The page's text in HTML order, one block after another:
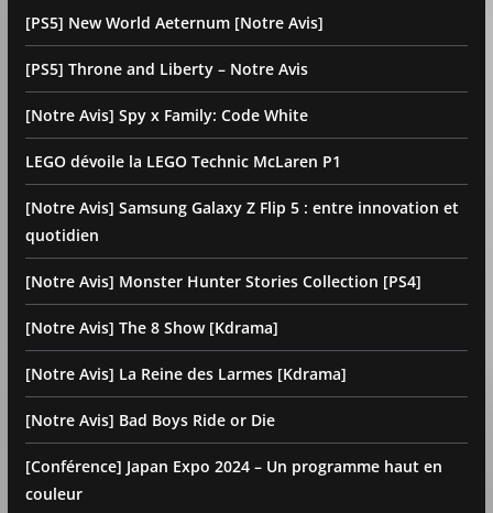
[PS5] New World Aeternum [Notre Avis]
[PS5] Throne and Liberty – Notre Avis
[Notre Avis] Spy x Family: Code White
LEGO dévoile la LEGO Technic McLaren P1
[Notre Avis] Samsung Galaxy Z Flip 5 : entre innovation et
quotidien
[Notre Avis] Monster Hunter Stories Collection [PS4]
[Notre Avis] The 8 Show [Kdrama]
[Notre Avis] La Reine des Larmes [Kdrama]
[Notre Avis] Bad Boys Ride or Die
[Conférence] Japan Expo 2024 – Un programme haut en
couleur